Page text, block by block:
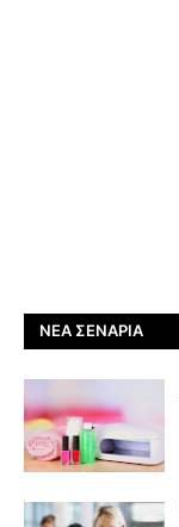
ΝΈΑ ΣΕΝΆΡΙΑ